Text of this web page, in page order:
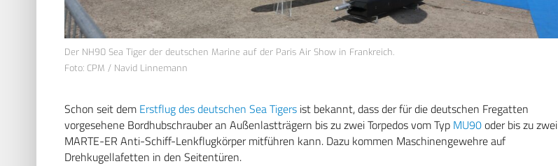
Der NH90 Sea Tiger der deutschen Marine auf der Paris Air Show in Frankreich.
Foto: CPM / Navid Linnemann
Schon seit dem Erstflug des deutschen Sea Tigers ist bekannt, dass der für die deutschen Fregatten
vorgesehene Bordhubschrauber an Außenlastträgern bis zu zwei Torpedos vom Typ MU90oder bis zu zwei
MARTE-ER Anti-Schiff-Lenkflugkörper mitführen kann. Dazu kommen Maschinengewehre auf
Drehkugellafetten in den Seitentüren.